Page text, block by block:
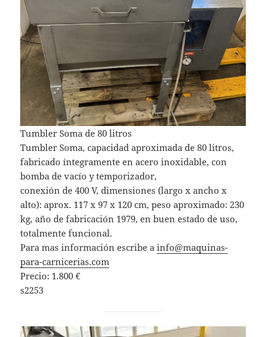
Tumbler Soma de 80 litros
Tumbler Soma, capacidad aproximada de 80 litros,
fabricado íntegramente en acero inoxidable, con
bomba de vacío y temporizador,
conexión de 400 V, dimensiones (largo x ancho x
alto): aprox. 117 x 97 x 120 cm, peso aproximado: 230
kg, año de fabricación 1979, en buen estado de uso,
totalmente funcional.
Para mas información escribe ainfo@maquinas-
para-carnicerias.com
Precio: 1.800 €
s2253